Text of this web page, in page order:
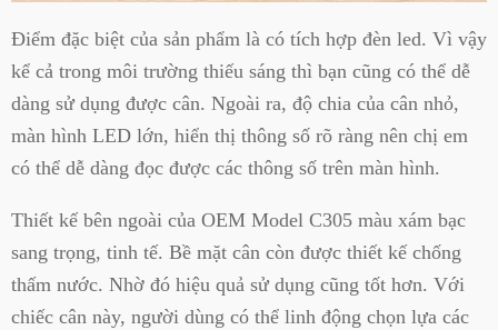
Điểm đặc biệt của sản phẩm là có tích hợp đèn led. Vì vậy
kể cả trong môi trường thiếu sáng thì bạn cũng có thể dễ
dàng sử dụng được cân. Ngoài ra, độ chia của cân nhỏ,
màn hình LED lớn, hiển thị thông số rõ ràng nên chị em
có thể dễ dàng đọc được các thông số trên màn hình.
Thiết kế bên ngoài của OEM Model C305 màu xám bạc
sang trọng, tinh tế. Bề mặt cân còn được thiết kế chống
thấm nước. Nhờ đó hiệu quả sử dụng cũng tốt hơn. Với
chiếc cân này, người dùng có thể linh động chọn lựa các